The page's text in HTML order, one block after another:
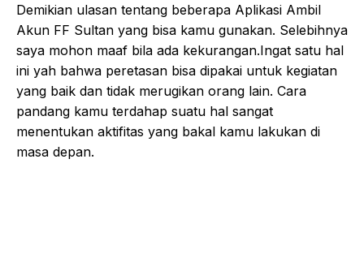
Demikian ulasan tentang beberapa Aplikasi Ambil
Akun FF Sultan yang bisa kamu gunakan. Selebihnya
saya mohon maaf bila ada kekurangan.Ingat satu hal
ini yah bahwa peretasan bisa dipakai untuk kegiatan
yang baik dan tidak merugikan orang lain. Cara
pandang kamu terdahap suatu hal sangat
menentukan aktifitas yang bakal kamu lakukan di
masa depan.